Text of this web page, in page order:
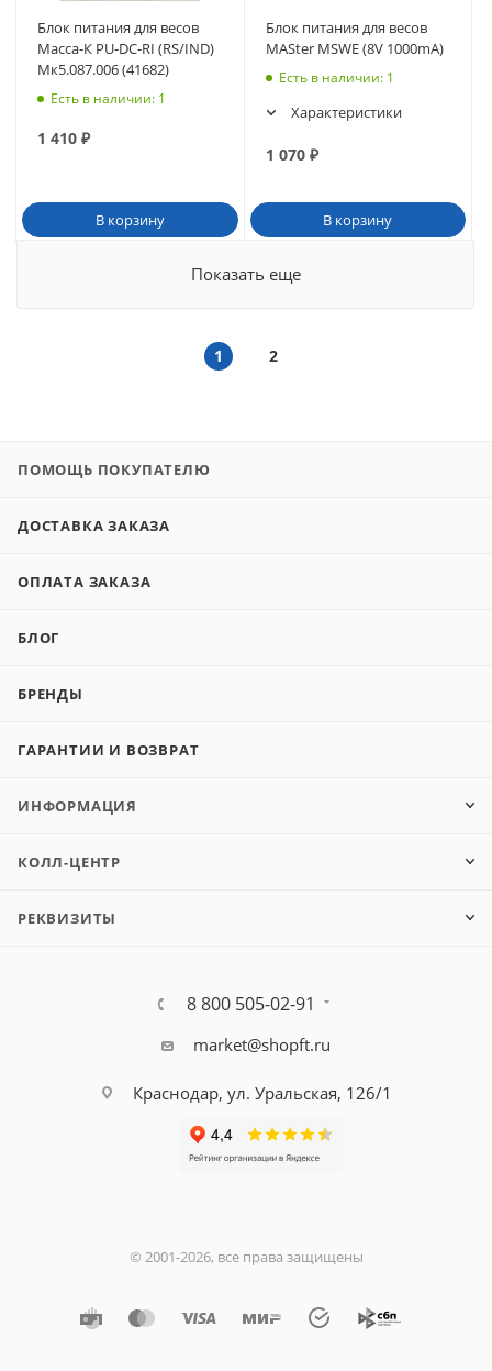
Блок питания для весов
Масса-К PU-DC-RI (RS/IND)
Мк5.087.006 (41682)
Есть в наличии: 1
1 410 ₽
В корзину
Блок питания для весов
MASter MSWE (8V 1000mA)
Есть в наличии: 1
Характеристики
1 070₽
В корзину
Показать еще
1 2
ПОМОЩЬ ПОКУПАТЕЛЮ
ДОСТАВКА ЗАКАЗА
ОПЛАТА ЗАКАЗА
БЛОГ
БРЕНДЫ
ГАРАНТИИ И ВОЗВРАТ
ИНФОРМАЦИЯ
КОЛЛ-ЦЕНТР
РЕКВИЗИТЫ
8 800 505-02-91
market@shopft.ru
Краснодар, ул. Уральская, 126/1
© 2001-2026, все права защищены